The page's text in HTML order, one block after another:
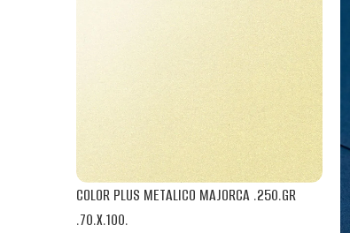
COLOR PLUS METALICO MAJORCA .250.GR
.70.X.100.